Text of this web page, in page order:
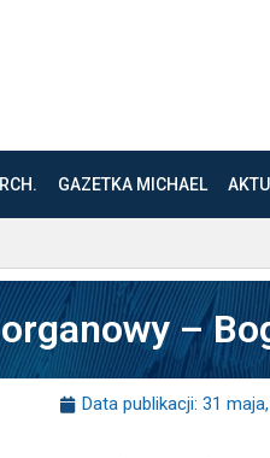
GAZETKA MICHAEL
–
Data publikacji: 31